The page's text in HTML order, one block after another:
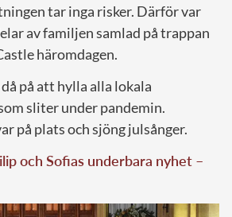
tar inga risker. Därför var
av familjen samlad på trappan
häromdagen.
på att hylla alla lokala
sliter under pandemin.
på plats och sjöng julsånger.
och Sofias underbara nyhet –